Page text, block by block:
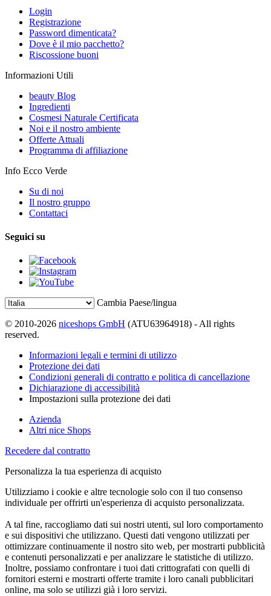
Login
Registrazione
Password dimenticata?
Dove è il mio pacchetto?
Riscossione buoni
Informazioni Utili
beauty Blog
Ingredienti
Cosmesi Naturale Certificata
Noi e il nostro ambiente
Offerte Attuali
Programma di affiliazione
Info Ecco Verde
Su di noi
Il nostro gruppo
Contattaci
Seguici su
Cambia Paese/lingua
© 2010-2026 niceshops GmbH (ATU63964918) - All rights
reserved.
Informazioni legali e termini di utilizzo
Protezione dei dati
Condizioni generali di contratto e politica di cancellazione
Dichiarazione di accessibilità
Impostazioni sulla protezione dei dati
Azienda
Altri nice Shops
Recedere dal contratto
Personalizza la tua esperienza di acquisto
Utilizziamo i cookie e altre tecnologie solo con il tuo consenso
individuale per offrirti un'esperienza di acquisto personalizzata.
A tal fine, raccogliamo dati sui nostri utenti, sul loro comportamento
e sui dispositivi che utilizzano. Questi dati vengono utilizzati per
ottimizzare continuamente il nostro sito web, per mostrarti pubblicità
e contenuti personalizzati e per analizzare le statistiche di utilizzo.
Inoltre, possiamo confrontare i tuoi dati crittografati con quelli di
fornitori esterni e mostrarti offerte tramite i loro canali pubblicitari
online, ma solo se utilizzi già i loro servizi.